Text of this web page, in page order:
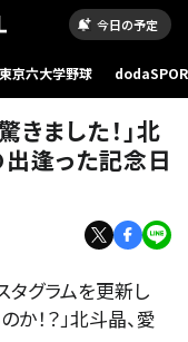
今日の予定
東京六大学野球
きました！」北
逢った記念日
タグラムを更新し
か！？」北斗晶、愛